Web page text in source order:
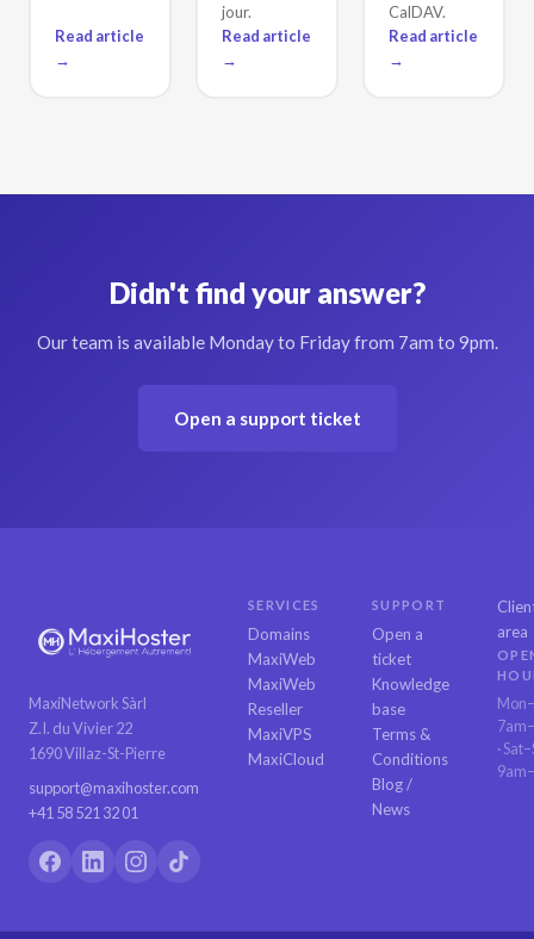
Read article
→
jour.
Read article
→
CalDAV.
Read article
→
Didn't find your answer?
Our team is available Monday to Friday from 7am to 9pm.
Open a support ticket
MaxiNetwork Sàrl
Z.I. du Vivier 22
1690 Villaz-St-Pierre
support@maxihoster.com
+41 58 521 32 01
SERVICES
Domains
MaxiWeb
MaxiWeb
Reseller
MaxiVPS
MaxiCloud
SUPPORT
Open a
ticket
Knowledge
base
Terms &
Conditions
Blog /
News
area
·